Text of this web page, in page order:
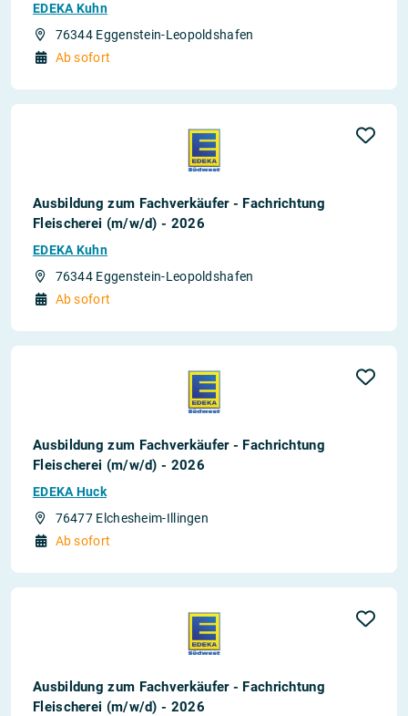
EDEKA Kuhn
76344 Eggenstein-Leopoldshafen
Ab sofort
Ausbildung zum Fachverkäufer - Fachrichtung
Fleischerei (m/w/d) - 2026
EDEKA Kuhn
76344 Eggenstein-Leopoldshafen
Ab sofort
Ausbildung zum Fachverkäufer - Fachrichtung
Fleischerei (m/w/d) - 2026
EDEKA Huck
76477 Elchesheim-Illingen
Ab sofort
Ausbildung zum Fachverkäufer - Fachrichtung
Fleischerei (m/w/d) - 2026